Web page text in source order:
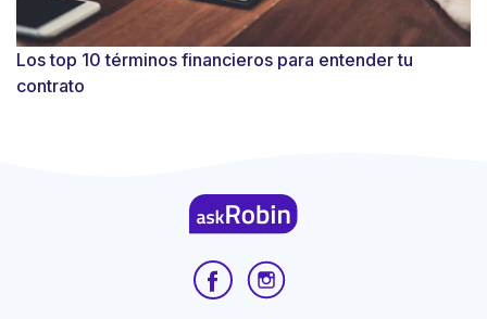
Los top 10 términos financieros para entender tu
contrato